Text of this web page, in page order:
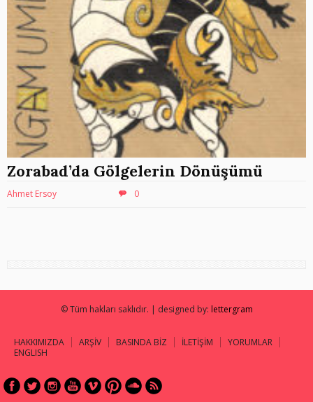
Zorabad’da Gölgelerin Dönüşümü
Ahmet Ersoy 0
© Tüm hakları saklıdır. | designed by: lettergram
HAKKIMIZDA ARŞİV BASINDA BİZ İLETİŞİM
YORUMLAR
ENGLISH